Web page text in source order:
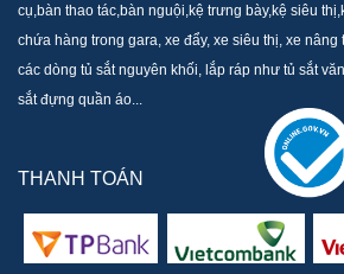
cụ,bàn thao tác,bàn nguội,kệ trưng bày,kệ siêu
chứa hàng trong gara, xe đẩy, xe siêu thị, xe nâng
các dòng tủ sắt nguyên khối, lắp ráp như tủ sắt
sắt đựng quần áo...
THANH TOÁN